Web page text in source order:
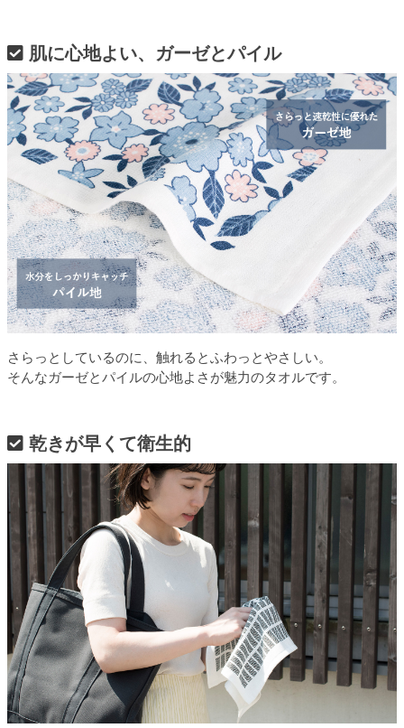
肌に心地よい、ガーゼとパイル
さらっとしているのに、触れるとふわっとやさしい。
そんなガーゼとパイルの心地よさが魅力のタオルです。
乾きが早くて衛生的